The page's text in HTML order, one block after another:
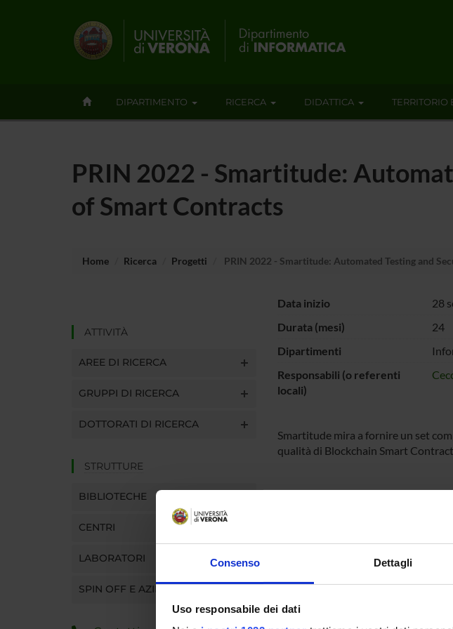
Consenso Dettagli
Uso responsabile dei dati
DIPARTIMENTO RICERCA DIDATTICA TERRITORIO
PRIN 2022 - Smartitude:
of Smart Contracts
Home Ricerca Progetti PRIN 2022 - Smartitude: Automated Testing and
ATTIVITÀ
AREE DI RICERCA
GRUPPI DI RICERCA
DOTTORATI DI RICERCA
STRUTTURE
BIBLIOTECHE
CENTRI
LABORATORI
SPIN OFF E AZIENDE
Data inizio
28
Durata (mesi)
24
Dipartimenti
Responsabili (o referenti
locali)
Smartitude mira a fornire un set
qualità di Blockchain Smart
dell'Università e della
PARTECIPANTI AL PROGETTO